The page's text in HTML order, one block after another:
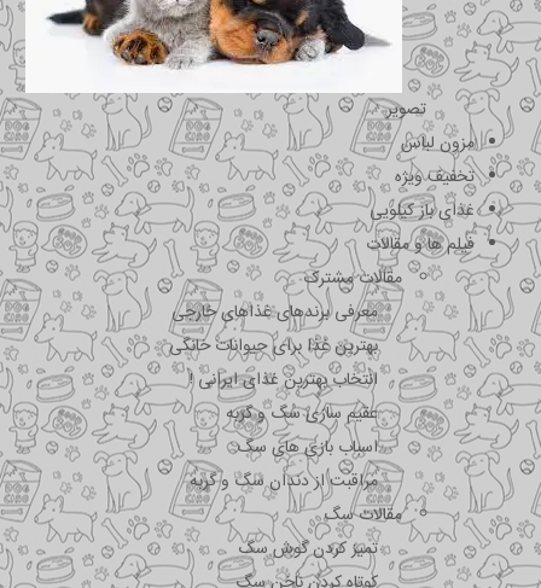
تصویر
مزون لباس
تخفیف ویژه
غذای باز کیلویی
فیلم ها و مقالات
مقالات مشترک
معرفی برندهای غذاهای خارجی
بهترین غذا برای حیوانات خانگی
انتخاب بهترین غذای ایرانی !
عقیم سازی سگ و گربه
اسباب بازی های سگ
مراقبت از دندان سگ و گربه
مقالات سگ
تمیز کردن گوش سگ